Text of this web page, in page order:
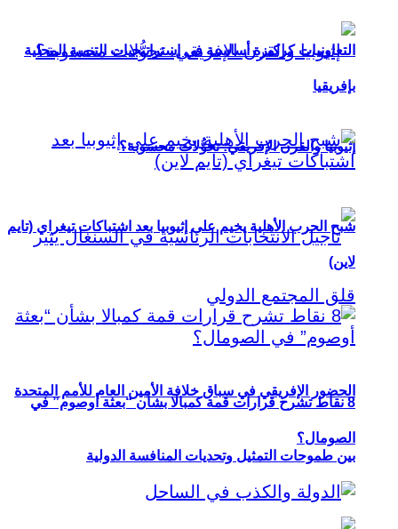
إثيوبيا والقرن الإفريقي: تحوُّلات محسوبة؟
الحضور الإفريقي في سباق خلافة الأمين العام للأمم المتحدة
بين طموحات التمثيل وتحديات المنافسة الدولية
التعاونيات كركيزة أساسية في إستراتيجيات التنمية المحلية
بإفريقيا
شبح الحرب الأهلية يخيم على إثيوبيا بعد اشتباكات تيغراي (تايم
لاين)
8 نقاط تشرح قرارات قمة كمبالا بشأن “بعثة أوصوم” في
الصومال؟